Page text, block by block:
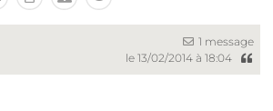
1 message
le 13/02/2014 à 18:04